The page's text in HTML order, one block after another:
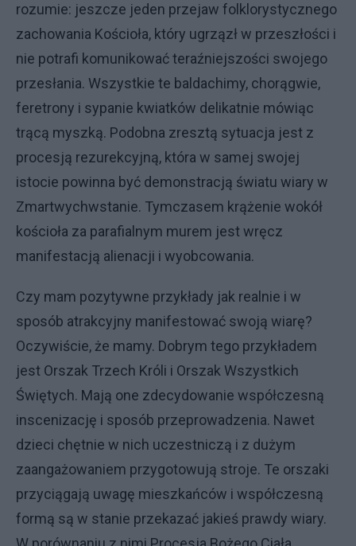
rozumie: jeszcze jeden przejaw folklorystycznego
zachowania Kościoła, który ugrzązł w przeszłości i
nie potrafi komunikować teraźniejszości swojego
przesłania. Wszystkie te baldachimy, chorągwie,
feretrony i sypanie kwiatków delikatnie mówiąc
trącą myszką. Podobna zresztą sytuacja jest z
procesją rezurekcyjną, która w samej swojej
istocie powinna być demonstracją światu wiary w
Zmartwychwstanie. Tymczasem krążenie wokół
kościoła za parafialnym murem jest wręcz
manifestacją alienacji i wyobcowania.
Czy mam pozytywne przykłady jak realnie i w
sposób atrakcyjny manifestować swoją wiarę?
Oczywiście, że mamy. Dobrym tego przykładem
jest Orszak Trzech Króli i Orszak Wszystkich
Świętych. Mają one zdecydowanie współczesną
inscenizację i sposób przeprowadzenia. Nawet
dzieci chętnie w nich uczestniczą i z dużym
zaangażowaniem przygotowują stroje. Te orszaki
przyciągają uwagę mieszkańców i współczesną
formą są w stanie przekazać jakieś prawdy wiary.